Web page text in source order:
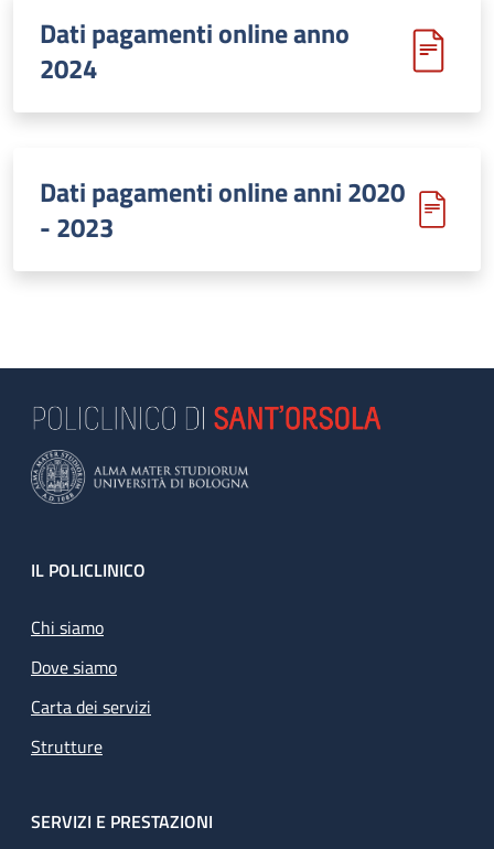
Dati pagamenti online anno
2024
Dati pagamenti online anni 2020
- 2023
Footer
IL POLICLINICO
Chi siamo
Dove siamo
Carta dei servizi
Strutture
SERVIZI E PRESTAZIONI